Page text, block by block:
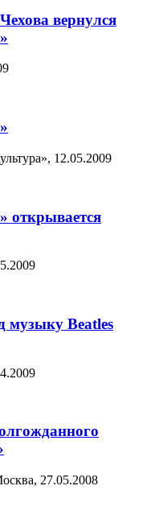
вернулся
12.05.2009
открывается
музыку Beatles
27.05.2008